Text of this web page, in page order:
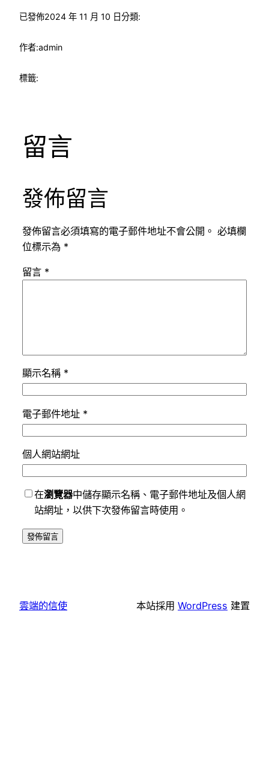
已發佈2024 年 11 月 10 日分類:
作者:admin
標籤:
留言
發佈留言
發佈留言必須填寫的電子郵件地址不會公開。 必填欄
位標示為 *
留言 *
顯示名稱 *
電子郵件地址 *
個人網站網址
在瀏覽器中儲存顯示名稱、電子郵件地址及個人網
站網址，以供下次發佈留言時使用。
雲端的信使 本站採用 WordPress 建置